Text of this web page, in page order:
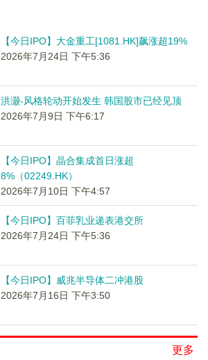
【今日IPO】大金重工[1081.HK]飙涨超19%
2026年7月24日 下午5:36
洪灏-风格轮动开始发生 韩国股市已经见顶
2026年7月9日 下午6:17
【今日IPO】晶合集成首日涨超
8%（02249.HK）
2026年7月10日 下午4:57
【今日IPO】百菲乳业递表港交所
2026年7月24日 下午5:36
【今日IPO】威兆半导体二冲港股
2026年7月16日 下午3:50
更多